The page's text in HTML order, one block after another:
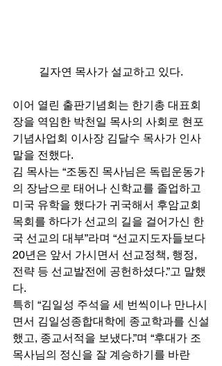
길자연 목사가 설교하고 있다.
이어 열린 출판기념회는 한기총 대표회
장을 역임한 박천일 목사의 사회로 현포
기념사업회 이사장 김달수 목사가 인사
말을 전했다.
김 목사는 “조동진 목사님은 독립운동가
의 장남으로 태어나 신학교를 졸업하고
미국 유학을 했다가 귀국해서 후암교회
목회를 하다가 선교의 길을 걸어가신 한
국 선교의 대부”라며 “선교지도자들보다
20년은 앞서 가시면서 선교정책, 행정,
전략 등 선교발전에 공헌하셨다.”고 말했
다.
특히 “김일성 주석을 세 번씩이나 만나시
면서 김일성종합대학에 종교학과를 신설
했고, 종교서적을 보냈다.”며 “후대가 조
목사님의 정신을 잘 계승하기를 바란